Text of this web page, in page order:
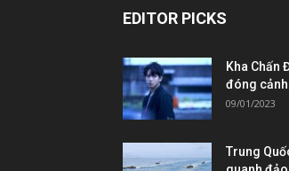
EDITOR PICKS
Kha Chấn
đóng
09/01/2023
Trung